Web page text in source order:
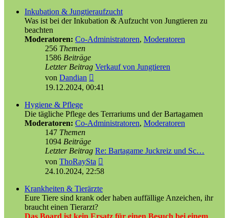
Inkubation & Jungtieraufzucht
Was ist bei der Inkubation & Aufzucht von Jungtieren zu
beachten
Moderatoren: Co-Administratoren, Moderatoren
256 Themen
1586 Beiträge
Letzter Beitrag Verkauf von Jungtieren
von Dandian
Beitrag
19.12.2024, 00:41
Hygiene & Pflege
Die tägliche Pflege des Terrariums und der Bartagamen
Moderatoren: Co-Administratoren, Moderatoren
147 Themen
1094 Beiträge
Letzter Beitrag Re: Bartagame Juckreiz und Sc…
von ThoRaySta
Beitrag
24.10.2024, 22:58
Krankheiten & Tierärzte
Eure Tiere sind krank oder haben auffällige Anzeichen, ihr
braucht einen Tierarzt?
Das Board ist kein Ersatz für einen Besuch bei einem